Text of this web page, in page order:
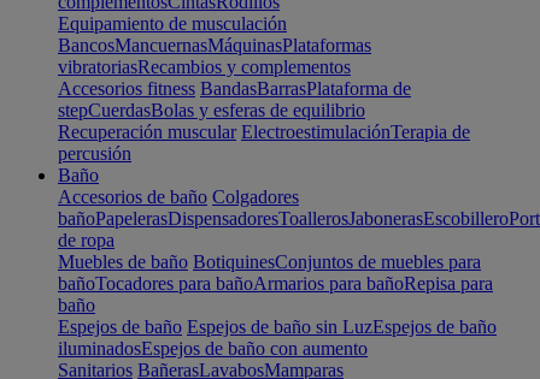
Equipamiento de musculación
BancosMancuernasMáquinasPlataformas
vibratoriasRecambios y complementos
Accesorios fitness BandasBarrasPlataforma de
stepCuerdasBolas y esferas de equilibrio
Recuperación muscular ElectroestimulaciónTerapia de
percusión
Baño
Accesorios de baño Colgadores
bañoPapelerasDispensadoresToallerosJabonerasEscobillero
de ropa
Muebles de baño BotiquinesConjuntos de muebles para
bañoTocadores para bañoArmarios para bañoRepisa para
baño
Espejos de baño Espejos de baño sin LuzEspejos de baño
iluminadosEspejos de baño con aumento
Sanitarios BañerasLavabosMamparas